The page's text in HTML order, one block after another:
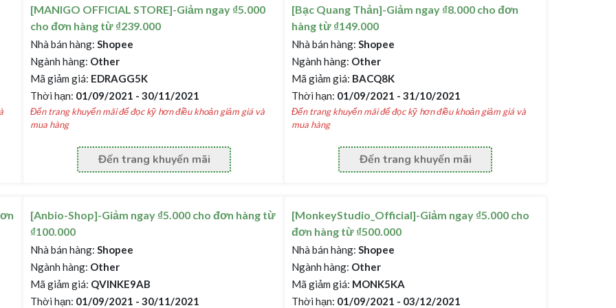
[MANIGO OFFICIAL STORE]-Giảm ngay ₫5.000
cho đơn hàng từ ₫239.000
Nhà bán hàng: Shopee
Ngành hàng: Other
Mã giảm giá: EDRAGG5K
Thời hạn: 01/09/2021 - 30/11/2021
Đến trang khuyến mãi để đọc kỹ hơn điều khoản giảm giá và
mua hàng
Đến trang khuyến mãi
[Bạc Quang Thản]-Giảm ngay ₫8.000 cho đơn
hàng từ ₫149.000
Nhà bán hàng: Shopee
Ngành hàng: Other
Mã giảm giá: BACQ8K
Thời hạn: 01/09/2021 - 31/10/2021
Đến trang khuyến mãi để đọc kỹ hơn điều khoản giảm giá và
mua hàng
Đến trang khuyến mãi
[Anbio-Shop]-Giảm ngay ₫5.000 cho đơn hàng từ
₫100.000
Nhà bán hàng: Shopee
Ngành hàng: Other
Mã giảm giá: QVINKE9AB
Thời hạn: 01/09/2021 - 30/11/2021
[MonkeyStudio_Official]-Giảm ngay ₫5.000 cho
đơn hàng từ ₫500.000
Nhà bán hàng: Shopee
Ngành hàng: Other
Mã giảm giá: MONK5KA
Thời hạn: 01/09/2021 - 03/12/2021